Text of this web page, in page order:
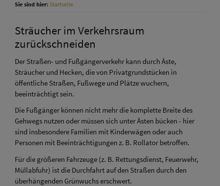
Sie sind hier: Startseite
Sträucher im Verkehrsraum
zurückschneiden
Der Straßen- und Fußgängerverkehr kann durch Äste,
Sträucher und Hecken, die von Privatgrundstücken in
öffentliche Straßen, Fußwege und Plätze wuchern,
beeinträchtigt sein.
Die Fußgänger können nicht mehr die komplette Breite des
Gehwegs nutzen oder müssen sich unter Ästen bücken - hier
sind insbesondere Familien mit Kinderwägen oder auch
Personen mit Beeinträchtigungen z. B. Rollator betroffen.
Für die größeren Fahrzeuge (z. B. Rettungsdienst, Feuerwehr,
Müllabfuhr) ist die Durchfahrt auf den Straßen durch den
überhängenden Grünwuchs erschwert.